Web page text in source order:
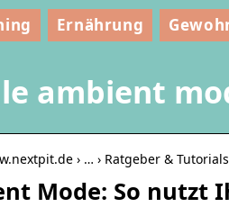
Ernährung
ambient
› … › Ratgeber & Tutorials
Mode: So nutzt